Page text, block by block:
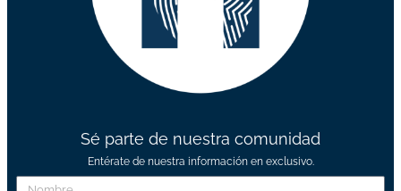
Sé parte de nuestra comunidad
Entérate de nuestra información en exclusivo.